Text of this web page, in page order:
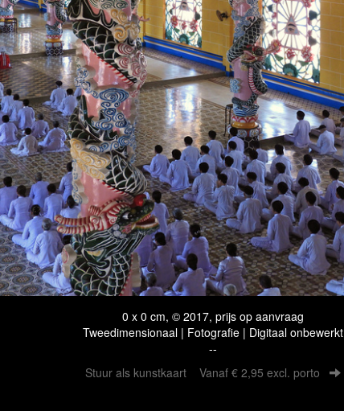
0 x 0 cm, © 2017, prijs op aanvraag
Tweedimensionaal | Fotografie | Digitaal onbewerkt
--
Stuur als kunstkaart Vanaf € 2,95 excl. porto